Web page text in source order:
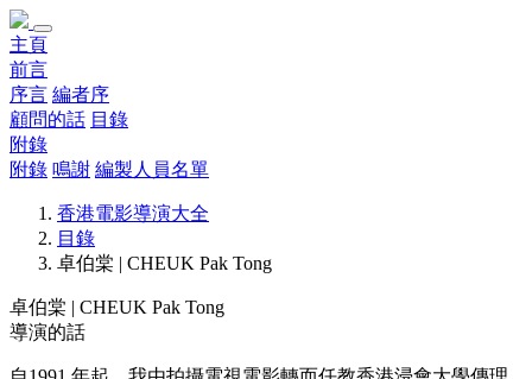
主頁
前言
序言 編者序
顧問的話 目錄
附錄
附錄 鳴謝 編製人員名單
香港電影導演大全
目錄
卓伯棠 | CHEUK Pak Tong
卓伯棠 | CHEUK Pak Tong
導演的話